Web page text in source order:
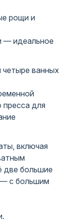
рощи и
— идеальное
четыре ванных
пресса для
включая
две большие
— с большим